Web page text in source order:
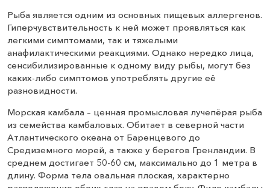
Рыба является одним из основных пищевых аллергенов.
Гиперчувствительность к ней может проявляться как
легкими симптомами, так и тяжелыми
анафилактическими реакциями. Однако нередко лица,
сенсибилизированные к одному виду рыбы, могут без
каких-либо симптомов употреблять другие её
разновидности.
Морская камбала – ценная промысловая лучепёрая рыба
из семейства камбаловых. Обитает в северной части
Атлантического океана от Баренцевого до
Средиземного морей, а также у берегов Гренландии. В
среднем достигает 50-60 см, максимально до 1 метра в
длину. Форма тела овальная плоская, характерно